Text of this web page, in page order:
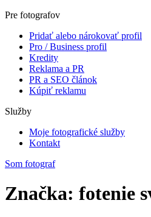
Pre fotografov
Pridať alebo nárokovať profil
Pro / Business profil
Kredity
Reklama a PR
PR a SEO článok
Kúpiť reklamu
Služby
Moje fotografické služby
Kontakt
Som fotograf
Značka: fotenie